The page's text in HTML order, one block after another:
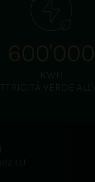
600'000
KWH
VERDE
luce solare
LU